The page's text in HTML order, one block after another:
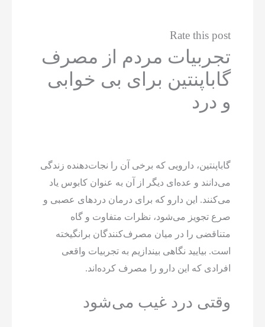
Rate this post
تجربیات مردم از مصرف
گاباپنتین برای بی خوابی
و درد
گاباپنتین، دارویی که برخی آن را نجات‌دهنده زندگی
می‌دانند و عده‌ای دیگر از آن به عنوان کابوس یاد
می‌کنند. این دارو که برای درمان دردهای عصبی و
صرع تجویز می‌شود، نظرات متفاوت و گاه
متناقضی را در میان مصرف‌کنندگان برانگیخته
است. بیایید نگاهی بیندازیم به تجربیات واقعی
افرادی که این دارو را مصرف کرده‌اند.
وقتی درد غیب می‌شود